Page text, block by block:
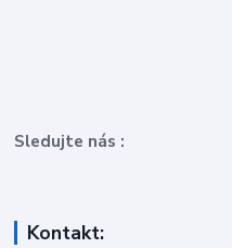
Sledujte nás :
Kontakt: